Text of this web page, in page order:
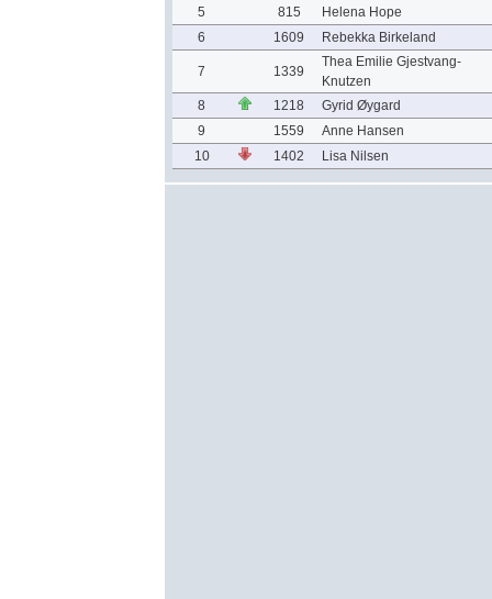
5
815
Helena Hope
6
1609 Rebekka Birkeland
7 1339
Thea Emilie Gjestvang-
Knutzen
8
1218
Gyrid Øygard
9
1559
Anne Hansen
10
1402 Lisa Nilsen